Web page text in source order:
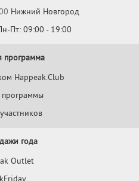
Нижний Новгород
Пт: 09:00 - 19:00
программа
Happeak.Club
программы
года
Outlet